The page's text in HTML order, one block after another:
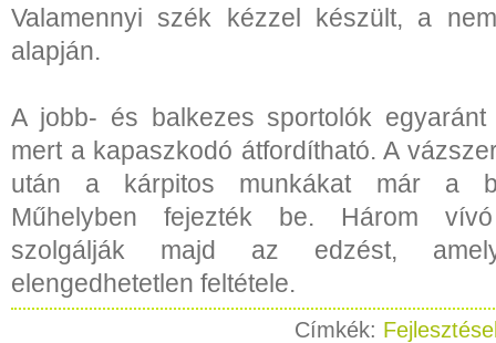
Valamennyi szék kézzel készült, a
alapján.
A jobb- és balkezes sportolók egyaránt
mert a kapaszkodó átfordítható. A
után a kárpitos munkákat már a
Műhelyben fejezték be. Három vívó
szolgálják majd az edzést,
elengedhetetlen feltétele.
Címkék: